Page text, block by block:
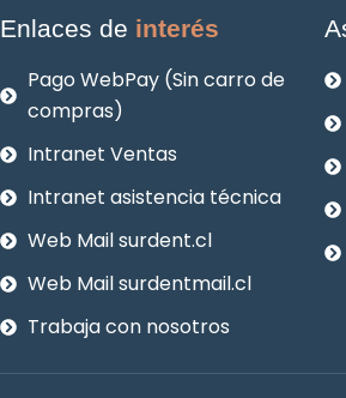
Enlaces de interés
Pago WebPay (Sin carro de
compras)
Intranet Ventas
Intranet asistencia técnica
Web Mail surdent.cl
Web Mail surdentmail.cl
Trabaja con nosotros